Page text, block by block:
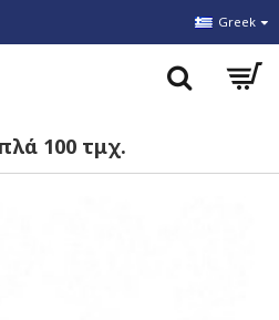
Greek
100 τμχ.